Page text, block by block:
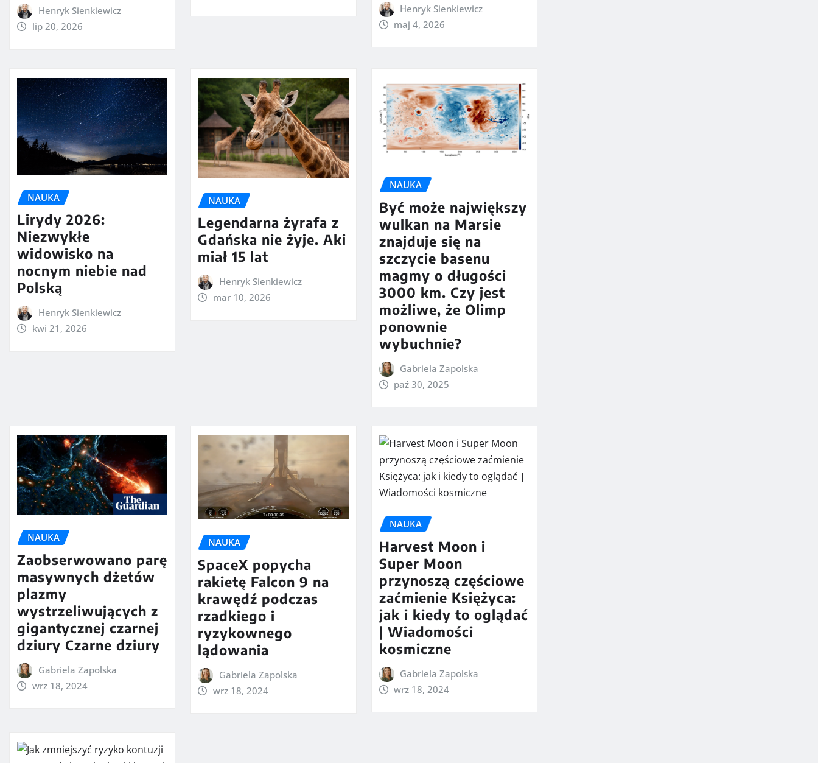
Henryk Sienkiewicz
lip 20, 2026
Henryk Sienkiewicz
maj 4, 2026
NAUKA
Lirydy 2026:
Niezwykłe
widowisko na
nocnym niebie nad
Polską
Henryk Sienkiewicz
kwi 21, 2026
NAUKA
Legendarna żyrafa z
Gdańska nie żyje. Aki
miał 15 lat
Henryk Sienkiewicz
mar 10, 2026
NAUKA
Być może największy
wulkan na Marsie
znajduje się na
szczycie basenu
magmy o długości
3000 km. Czy jest
możliwe, że Olimp
ponownie
wybuchnie?
Gabriela Zapolska
paź 30, 2025
NAUKA
Zaobserwowano parę
masywnych dżetów
plazmy
wystrzeliwujących z
gigantycznej czarnej
dziury Czarne dziury
Gabriela Zapolska
wrz 18, 2024
NAUKA
SpaceX popycha
rakietę Falcon 9 na
krawędź podczas
rzadkiego i
ryzykownego
lądowania
Gabriela Zapolska
wrz 18, 2024
NAUKA
Harvest Moon i
Super Moon
przynoszą częściowe
zaćmienie Księżyca:
jak i kiedy to oglądać
| Wiadomości
kosmiczne
Gabriela Zapolska
wrz 18, 2024